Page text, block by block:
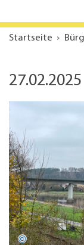
Startseite